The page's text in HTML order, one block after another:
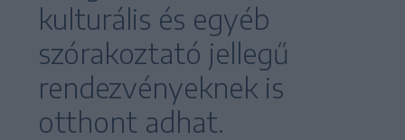
kulturális és egyéb
szórakoztató jellegű
rendezvényeknek is
otthont adhat.